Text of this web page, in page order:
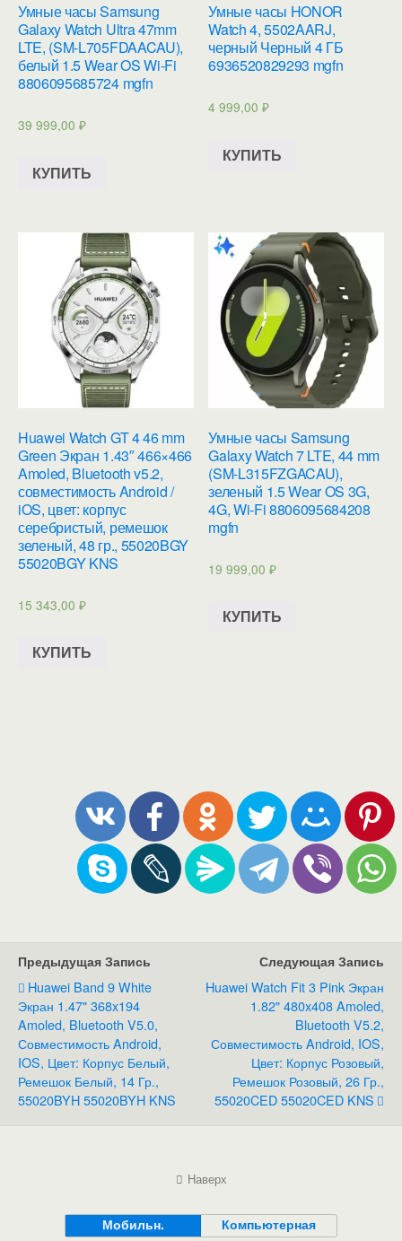
Умные часы Samsung
Galaxy Watch Ultra 47mm
LTE, (SM-L705FDAACAU),
белый 1.5 Wear OS Wi-Fi
8806095685724 mgfn
39 999,00 ₽
КУПИТЬ
Умные часы HONOR
Watch 4, 5502AARJ,
черный Черный 4 ГБ
6936520829293 mgfn
4 999,00₽
КУПИТЬ
Huawei Watch GT 4 46 mm
Green Экран 1.43″ 466×466
Amoled, Bluetooth v5.2,
совместимость Android /
iOS, цвет: корпус
серебристый, ремешок
зеленый, 48 гр., 55020BGY
55020BGY KNS
15 343,00 ₽
КУПИТЬ
Умные часы Samsung
Galaxy Watch 7 LTE, 44 mm
(SM-L315FZGACAU),
зеленый 1.5 Wear OS 3G,
4G, Wi-Fi 8806095684208
mgfn
19 999,00₽
КУПИТЬ
Предыдущая Запись
Huawei Band 9 White
Экран 1.47" 368x194
Amoled, Bluetooth V5.0,
Совместимость Android,
IOS, Цвет: Корпус Белый,
Ремешок Белый, 14 Гр.,
55020BYH 55020BYH KNS
Следующая Запись
Huawei Watch Fit 3 Pink Экран
1.82" 480x408 Amoled,
Bluetooth V5.2,
Совместимость Android, IOS,
Цвет: Корпус Розовый,
Ремешок Розовый, 26 Гр.,
55020CED 55020CED KNS
Наверх
Мобильн. Компьютерная